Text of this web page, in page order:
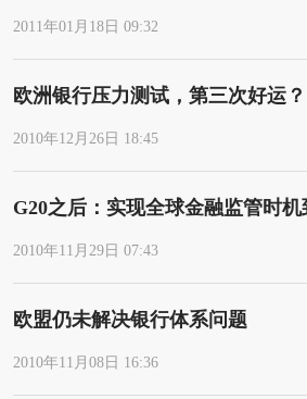
2011年01月18日 09:32
欧洲银行压力测试，第三次好运？
2010年12月26日 18:45
G20之后：实现全球金融监管时机
2010年11月29日 07:43
欧盟仍未解决银行体系问题
2010年11月08日 16:36